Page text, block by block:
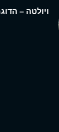
ויולטה –